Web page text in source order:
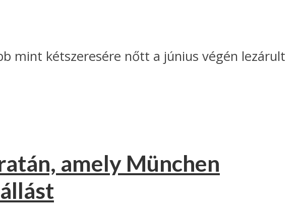
mint kétszeresére nőtt a június végén lezárult
amely München